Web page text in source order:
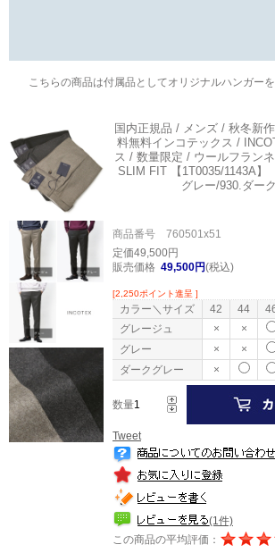
こちらの商品は付属品としてオリジナルハンガー
国内正規品 / メンズ / 秋冬新
料無料インコテックス /
ス / 数量限定 / ウールフラン
SLIM FIT 【1T0035/1143A】
グレー/930.ダー
商品番号 760501x51
定価49,500円
販売価格 49,500円(税込)
[2,250ポイント進呈 ]
カラー＼サイズ 42 44
グレージュ
× ×
グレー
× ×
ダークグレー
×
数量
Tweet
(1件)
この商品の平均評価：